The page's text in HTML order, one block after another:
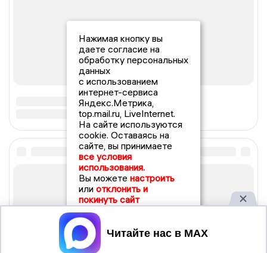
Нажимая кнопку вы
даете согласие на
обработку персональных
данных
с использованием
интернет-сервиса
Яндекс.Метрика,
top.mail.ru, LiveInternet.
На сайте используются
cookie. Оставаясь на
сайте, вы принимаете
все условия
использования.
Вы можете настроить
или отклонить и
покинуть сайт
Принять